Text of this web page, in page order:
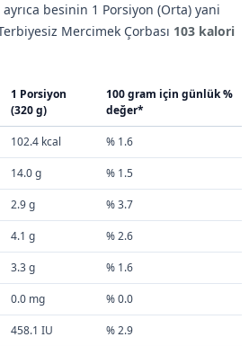
besinin 1 Porsiyon (Orta) yani
Mercimek Çorbası 103 kalori
1 Porsiyon
(320 g)
100 gram için günlük %
değer*
102.4 kcal % 1.6
14.0 g % 1.5
2.9 g % 3.7
4.1 g % 2.6
3.3 g % 1.6
0.0 mg % 0.0
458.1 IU % 2.9